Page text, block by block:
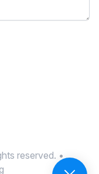
reserved. •